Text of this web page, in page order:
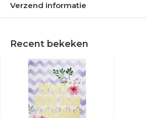
Verzend informatie
Recent bekeken